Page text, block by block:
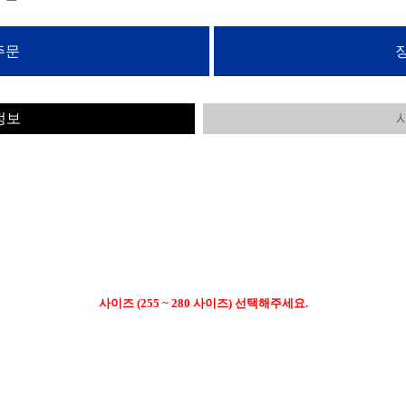
보
사이즈 (255 ~ 280 사이즈) 선택해주세요.